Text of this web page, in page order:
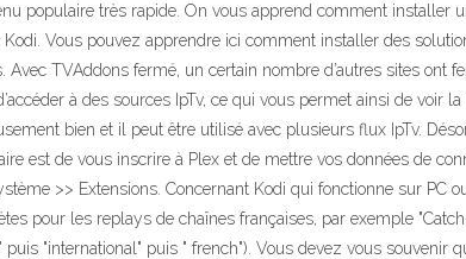
populaire très rapide. On vous apprend comment installer
Vous pouvez apprendre ici comment installer des
TVAddons fermé, un certain nombre d’autres sites ont
à des sources IpTv, ce qui vous permet ainsi de voir
bien et il peut être utilisé avec plusieurs flux IpTv.
est de vous inscrire à Plex et de mettre vos données de
>> Extensions. Concernant Kodi qui fonctionne sur PC
pour les replays de chaînes françaises, par exemple
"international" puis " french"). Vous devez vous souvenir